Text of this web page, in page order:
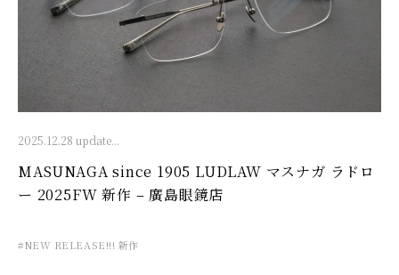
2025.12.28 update...
MASUNAGA since 1905 LUDLAW マスナガ ラドロ
ー 2025FW 新作 – 廣島眼鏡店
#NEW RELEASE!!! 新作